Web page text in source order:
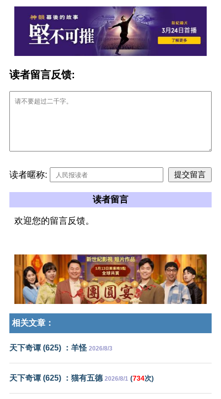
读者留言反馈:
读者暱称:
读者留言
欢迎您的留言反馈。
相关文章：
天下奇谭 (625) ：羊怪 2026/8/3
天下奇谭 (625) ：猫有五德 2026/8/1 (734次)